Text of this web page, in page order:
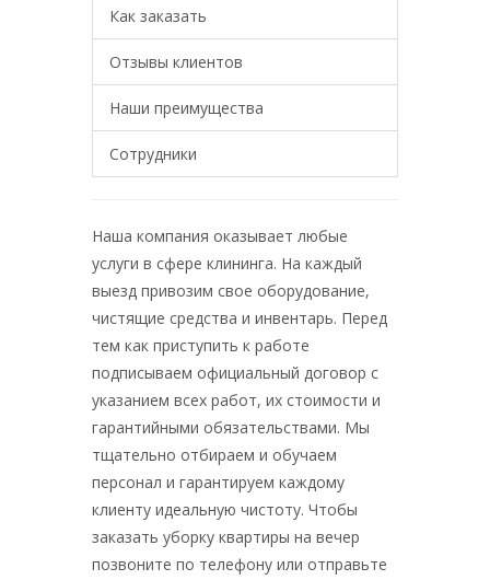
Как заказать
Отзывы клиентов
Наши преимущества
Сотрудники
Наша компания оказывает любые
услуги в сфере клининга. На каждый
выезд привозим свое оборудование,
чистящие средства и инвентарь. Перед
тем как приступить к работе
подписываем официальный договор с
указанием всех работ, их стоимости и
гарантийными обязательствами. Мы
тщательно отбираем и обучаем
персонал и гарантируем каждому
клиенту идеальную чистоту. Чтобы
заказать уборку квартиры на вечер
позвоните по телефону или отправьте